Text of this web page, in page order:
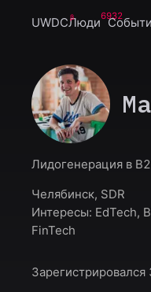
UWDCЛюди6932
Лидогенерация в
Челябинск, SDR
Интересы: EdTech,
FinTech
Зарегистрировался